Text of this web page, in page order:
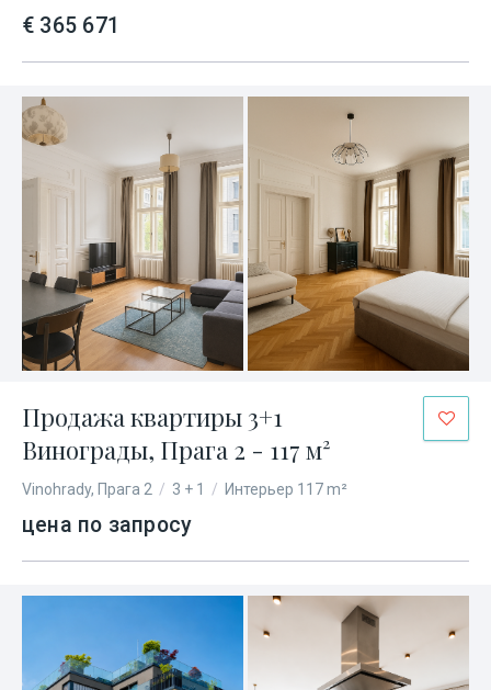
€ 365 671
Продажа квартиры 3+1
Винограды, Прага 2 - 117 м²
Vinohrady, Прага 2 / 3 + 1 / Интерьер 117 m²
цена по запросу